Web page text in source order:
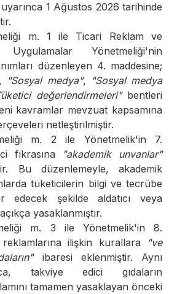
1 Ağustos 2026 tarihinde
m. 1 ile Ticari Reklam ve
Yönetmeliği'nin
düzenleyen 4. maddesine;
"Sosyal medya", "Sosyal medya
değerlendirmeleri"bentleri
kavramlar mevzuat kapsamına
netleştirilmiştir.
m. 2 ile Yönetmelik'in 7.
fıkrasına
"akademik unvanlar"
Bu düzenlemeyle, akademik
tüketicilerin bilgi ve tecrübe
edecek şekilde aldatıcı veya
yasaklanmıştır.
m. 3 ile Yönetmelik'in 8.
reklamlarına ilişkin kurallara
"ve
ibaresi eklenmiştir. Aynı
takviye edici gıdaların
tamamen yasaklayan önceki